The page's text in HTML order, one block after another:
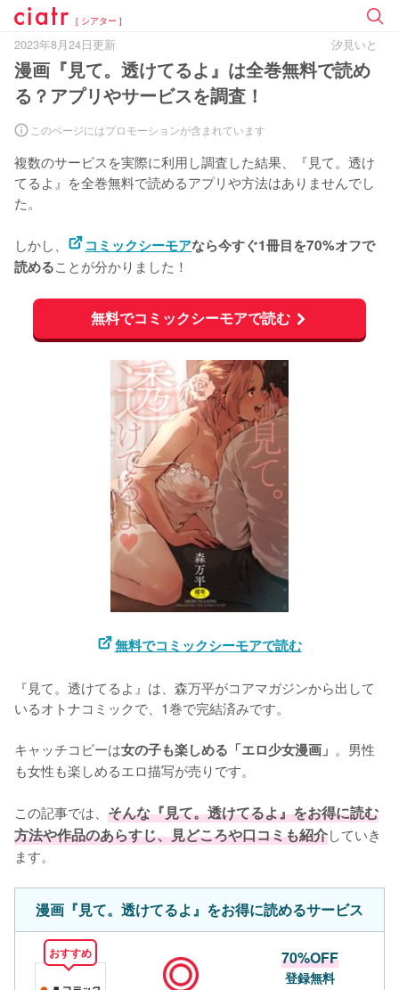
[ シアター ]
2023年8月24日更新 汐見いと
漫画『見て。透けてるよ』は全巻無料で読め
る？アプリやサービスを調査！
このページにはプロモーションが含まれています
複数のサービスを実際に利用し調査した結果、『見て。透け
てるよ』を全巻無料で読めるアプリや方法はありませんでし
た。
しかし、 コミックシーモアなら今すぐ1冊目を70%オフで
読めることが分かりました！
無料でコミックシーモアで読む
無料でコミックシーモアで読む
『見て。透けてるよ』は、森万平がコアマガジンから出して
いるオトナコミックで、1巻で完結済みです。
キャッチコピーは女の子も楽しめる「エロ少女漫画」 。男性
も女性も楽しめるエロ描写が売りです。
この記事では、 そんな『見て。透けてるよ』をお得に読む
方法や作品のあらすじ、見どころや口コミも紹介していき
ます。
漫画『見て。透けてるよ』をお得に読めるサービス
おすすめ 70%OFF
登録無料